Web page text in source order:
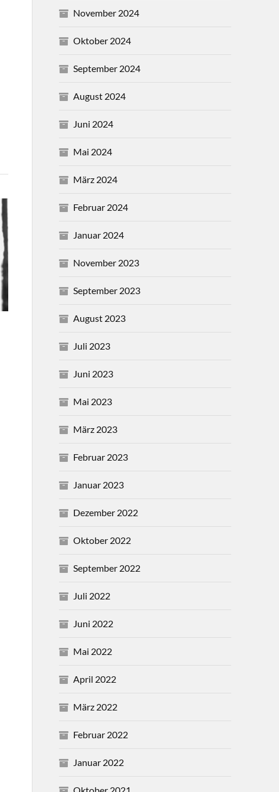
November 2024
Oktober 2024
September 2024
August 2024
Juni 2024
Mai 2024
März 2024
Februar 2024
Januar 2024
November 2023
September 2023
August 2023
Juli 2023
Juni 2023
Mai 2023
März 2023
Februar 2023
Januar 2023
Dezember 2022
Oktober 2022
September 2022
Juli 2022
Juni 2022
Mai 2022
April 2022
März 2022
Februar 2022
Januar 2022